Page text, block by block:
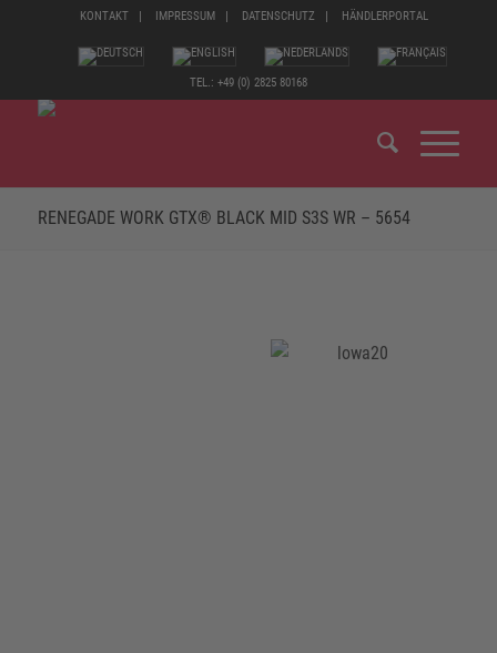
KONTAKT IMPRESSUM DATENSCHUTZ HÄNDLERPORTAL
TEL.: +49 (0) 2825 80168
RENEGADE WORK GTX® BLACK MID S3S WR – 5654